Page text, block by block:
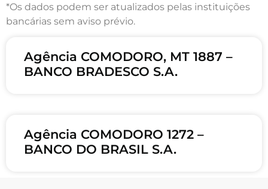
*Os dados podem ser atualizados pelas instituições
bancárias sem aviso prévio.
Agência COMODORO, MT 1887 –
BANCO BRADESCO S.A.
Agência COMODORO 1272 –
BANCO DO BRASIL S.A.